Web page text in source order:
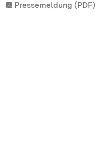
Pressemeldung (PDF)